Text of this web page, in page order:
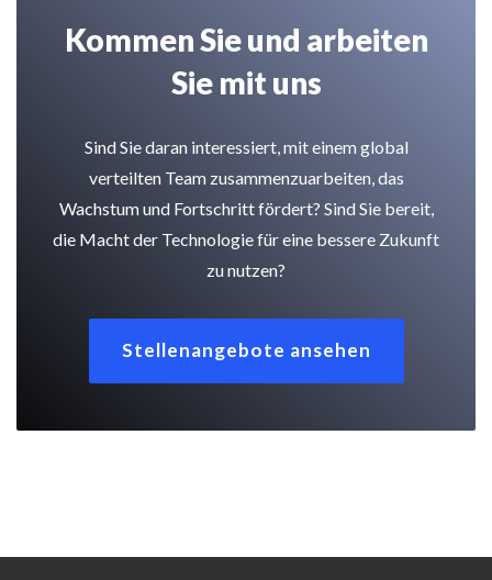
Kommen Sie und arbeiten
Sie mit uns
Sind Sie daran interessiert, mit einem global
verteilten Team zusammenzuarbeiten, das
Wachstum und Fortschritt fördert? Sind Sie bereit,
die Macht der Technologie für eine bessere Zukunft
zu nutzen?
Stellenangebote ansehen